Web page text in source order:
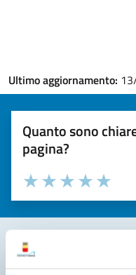
Ultimo aggiornamento:
Quanto sono
pagina?
Valuta la chiarezza delle
Seleziona il numero di
Valuta
Valuta 4
Valuta 3 stelle
Valuta 2 stelle su 5
Valuta 1 stelle su 5